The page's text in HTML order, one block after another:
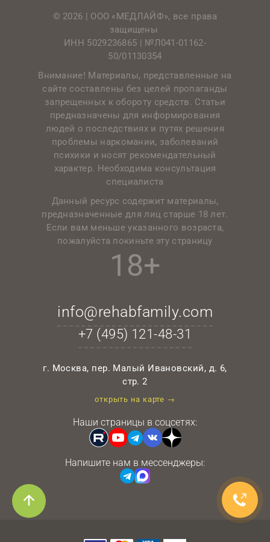
© 2026 | ООО «МЕДЛАЙФ», все права
защищены
ИНН 5029236865 | №Л041-01162-
50/01130354
Внимание! Материалы, представленные на
сайте составлены без целей пропаганды
запрещенных к обороту средств. Статьи
предназначены для информирования
людей о последствиях и путях решения
проблемы наркомании, заболеваний
психики и носят рекомендательный
характер. Необходима консультация
специалиста
Данный ресурс содержит материалы,
предназначенные для лиц старше 18 лет.
Если вам меньше указанного возраста,
пожалуйста покиньте эту страницу
18+
info@rehabfamily.com
+7 (495) 121-48-31
г. Москва, пер. Малый Ивановский, д. 6,
стр. 2
открыть на карте →
Наши страницы в соцсетях:
Напишите нам в мессенджеры: